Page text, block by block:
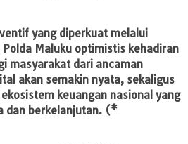
yang diperkuat melalui
Maluku optimistis kehadiran
masyarakat dari ancaman
akan semakin nyata, sekaligus
keuangan nasional yang
dan berkelanjutan. (*